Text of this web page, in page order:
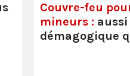
Couvre-feu
mineurs : aussi
démagogique